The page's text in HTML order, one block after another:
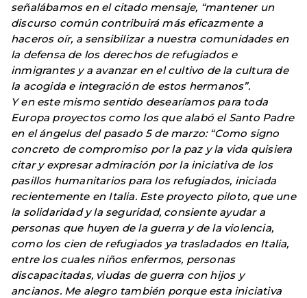
señalábamos en el citado mensaje, “mantener un
discurso común contribuirá más eficazmente a
haceros oír, a sensibilizar a nuestra comunidades en
la defensa de los derechos de refugiados e
inmigrantes y a avanzar en el cultivo de la cultura de
la acogida e integración de estos hermanos”.
Y en este mismo sentido desearíamos para toda
Europa proyectos como los que alabó el Santo Padre
en el ángelus del pasado 5 de marzo: “Como signo
concreto de compromiso por la paz y la vida quisiera
citar y expresar admiración por la iniciativa de los
pasillos humanitarios para los refugiados, iniciada
recientemente en Italia. Este proyecto piloto, que une
la solidaridad y la seguridad, consiente ayudar a
personas que huyen de la guerra y de la violencia,
como los cien de refugiados ya trasladados en Italia,
entre los cuales niños enfermos, personas
discapacitadas, viudas de guerra con hijos y
ancianos. Me alegro también porque esta iniciativa